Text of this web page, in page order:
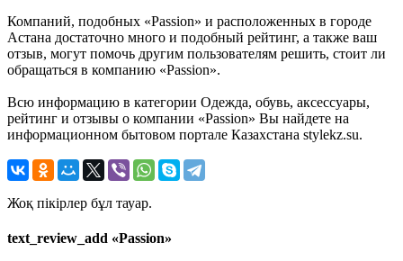
Компаний, подобных «Passion» и расположенных в городе
Астана достаточно много и подобный рейтинг, а также ваш
отзыв, могут помочь другим пользователям решить, стоит ли
обращаться в компанию «Passion».
Всю информацию в категории Одежда, обувь, аксессуары,
рейтинг и отзывы о компании «Passion» Вы найдете на
информационном бытовом портале Казахстана stylekz.su.
Жоқ пікірлер бұл тауар.
text_review_add «Passion»